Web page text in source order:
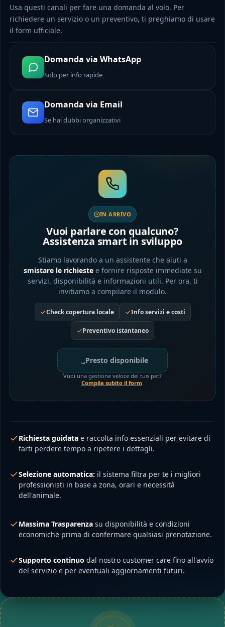
Usa questi canali per fare una domanda al volo. Per
richiedere un servizio o un preventivo, ti preghiamo di usare
il form ufficiale.
Domanda via WhatsApp
Solo per info rapide
Domanda via Email
Se hai dubbi organizzativi
IN ARRIVO
Vuoi parlare con qualcuno?
Assistenza smart in sviluppo
Stiamo lavorando a un assistente che aiuti a
smistare le richiestee fornire risposte immediate su
servizi, disponibilità e informazioni utili. Per ora, ti
invitiamo a compilare il modulo.
Check copertura locale Info servizi e costi
Preventivo istantaneo
Presto disponibile
Vuoi una gestione veloce del tuo pet?
Compila subito il form.
Richiesta guidata e raccolta info essenziali per evitare di
farti perdere tempo a ripetere i dettagli.
Selezione automatica: il sistema filtra per te i migliori
professionisti in base a zona, orari e necessità
dell'animale.
Massima Trasparenza su disponibilità e condizioni
economiche prima di confermare qualsiasi prenotazione.
Supporto continuo dal nostro customer care fino all'avvio
del servizio e per eventuali aggiornamenti futuri.